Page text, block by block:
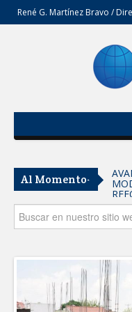
René G. Martínez Bravo /
Al Momento-